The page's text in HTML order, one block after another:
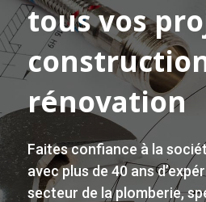
tous vos
rénovation
Faites confiance à la
avec plus de 40 ans
secteur de laplomberie,